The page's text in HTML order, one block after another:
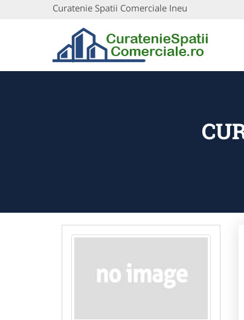
Curatenie Spatii Comerciale Ineu